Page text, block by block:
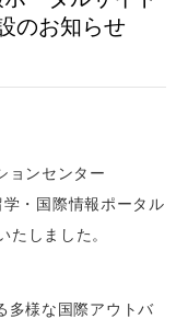
のお知らせ
ョンセンター
・国際情報ポータル
しました。
多様な国際アウトバ